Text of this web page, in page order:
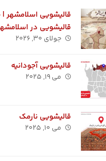
قالیشویی اسلامشهر |
قالیشویی در
جولای ۳۰, ۲۰۲۶
قالیشویی آجودانیه
می ۱۹, ۲۰۲۵
قالیشویی نارمک
می ۱۰, ۲۰۲۵